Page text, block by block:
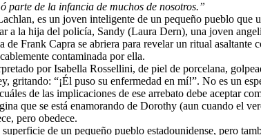
parte de la infancia de muchos de nosotros.”
es un joven inteligente de un pequeño pueblo que
a la hija del policía, Sandy (Laura Dern), una joven
de Frank Capra se abriera para revelar un ritual
contaminada por ella.
por Isabella Rossellini, de piel de porcelana,
gritando: “¡Él puso su enfermedad en mí!”. No es un
de las implicaciones de ese arrebato debe aceptar
que se está enamorando de Dorothy (aun cuando el
pero obedece.
de un pequeño pueblo estadounidense, pero